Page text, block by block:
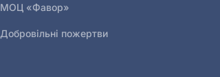
МОЦ «Фавор»
Добровільні пожертви